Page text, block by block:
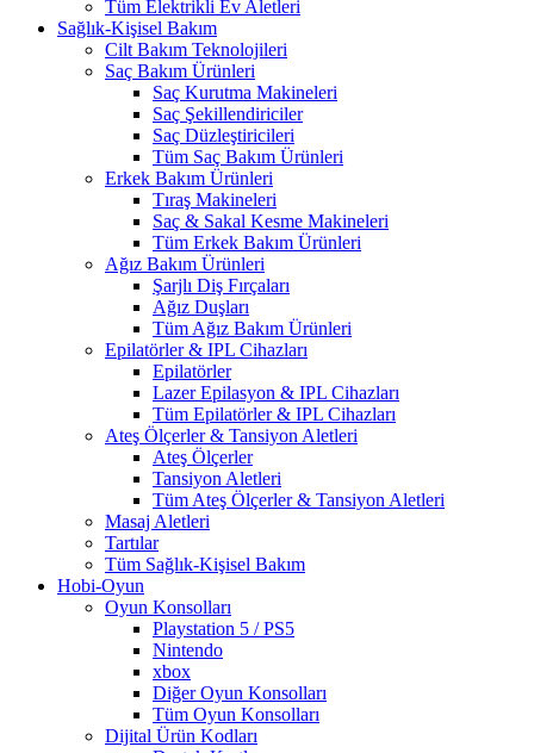
Tüm Elektrikli Ev Aletleri
Sağlık-Kişisel Bakım
Cilt Bakım Teknolojileri
Saç Bakım Ürünleri
Saç Kurutma Makineleri
Saç Şekillendiriciler
Saç Düzleştiricileri
Tüm Saç Bakım Ürünleri
Erkek Bakım Ürünleri
Tıraş Makineleri
Saç & Sakal Kesme Makineleri
Tüm Erkek Bakım Ürünleri
Ağız Bakım Ürünleri
Şarjlı Diş Fırçaları
Ağız Duşları
Tüm Ağız Bakım Ürünleri
Epilatörler & IPL Cihazları
Epilatörler
Lazer Epilasyon & IPL Cihazları
Tüm Epilatörler & IPL Cihazları
Ateş Ölçerler & Tansiyon Aletleri
Ateş Ölçerler
Tansiyon Aletleri
Tüm Ateş Ölçerler & Tansiyon Aletleri
Masaj Aletleri
Tartılar
Tüm Sağlık-Kişisel Bakım
Hobi-Oyun
Oyun Konsolları
Playstation 5 / PS5
Nintendo
xbox
Diğer Oyun Konsolları
Tüm Oyun Konsolları
Dijital Ürün Kodları